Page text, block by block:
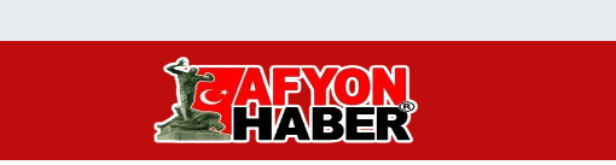
Afyon Haber